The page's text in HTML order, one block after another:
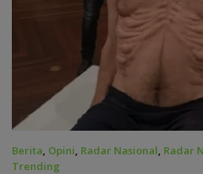
Berita, Opini, Radar Nasional, Radar
Trending